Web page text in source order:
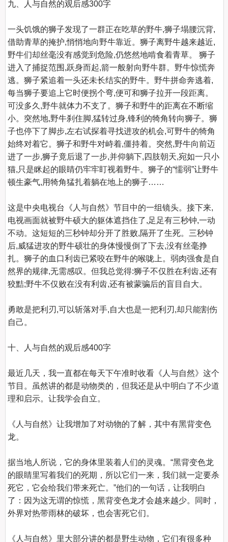
九、人与自然的观后感300字
一头饥饿的狮子发现了一群正在吃草的野牛,狮子塌腰沉背,
借助青草的掩护,悄悄地向野牛靠近。狮子离野牛越来越近,
野牛们却丝毫没有感觉到危险,仍悠然地啃食着青草。 狮子
进入了捕捉范围,跃身而起,箭一般射向野牛群。野牛惊慌奔
逃。狮子紧追着一头还未长结实的野牛。野牛拼命奔逃着,
每当狮子要追上它时便拐个弯,便可和狮子拉开一段距离。
可没多久,野牛就体力不支了。狮子和野牛的距离在不断缩
小。突然地,野牛刹住脚,猛转过身,锋利的犄角转向狮子。狮
子也停下了脚步,左右试探着寻找进攻的机会,可野牛的犄角
始终对着它。狮子和野牛对峙着,僵持着。突然,野牛向前迈
进了一步,狮子竟后退了一步,并仰躺下,四肢朝天,宛如一只小
猫,只是眯起的眼睛仍牢牢盯视着野牛。狮子的“懦弱”让野牛
顿生豪气,用犄角猛扎着躺在地上的狮子……
这是中央电视台《人与自然》节目中的一组镜头。接下来,
电视画面就被野牛硕大的躯体遮挡住了,足足有三秒钟,一动
不动。这短短的三秒钟却分开了胜败,隔开了生死。三秒钟
后,威猛进攻的野牛硕壮的身体慢慢倒了下去,没有丝毫挣
扎。狮子的血口利齿已紧咬在野牛的喉咙上。弱肉强食是自
然界的规律,无需感叹。但我总觉得:狮子不仅胜在利齿,还有
狡黠;野牛不仅败在没有利齿,还有被蒙骗后的盲目自大。
勇敢是把利刃,可以斩落对手,自大也是一把利刃,却只能割伤
自己。
十、人与自然的观后感400字
最近几天，我一直都在每天下午准时收看《人与自然》这个
节目。虽然讲的都是动物类的，但我还是从中明白了不少道
理和启示。让我学会自立。
《人与自然》让我增加了对动物的了解，其中有黑背变色
龙。
据当地人所说，它的身体里装着人们的灵魂。“黑背变色龙
的眼睛里写着我们的死期，所以它们一来，我们就一定要杀
死它，它会给我们带来死亡。”他们的一句话，让我明白
了：因为这无谓的惊慌，黑背变色龙才会越来越少。同时，
外界对热带雨林的破坏，也会害死它们。
《人与自然》里大部分讲的都是野生动物，它们有很多种